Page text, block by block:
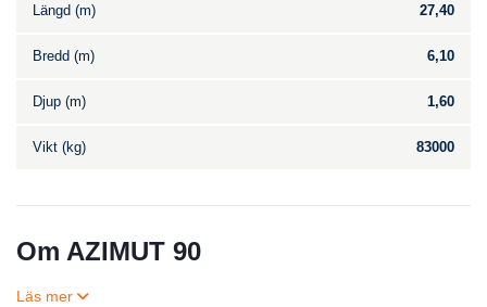
Längd (m) 27,40
Bredd (m) 6,10
Djup (m) 1,60
Vikt (kg) 83000
Om AZIMUT 90